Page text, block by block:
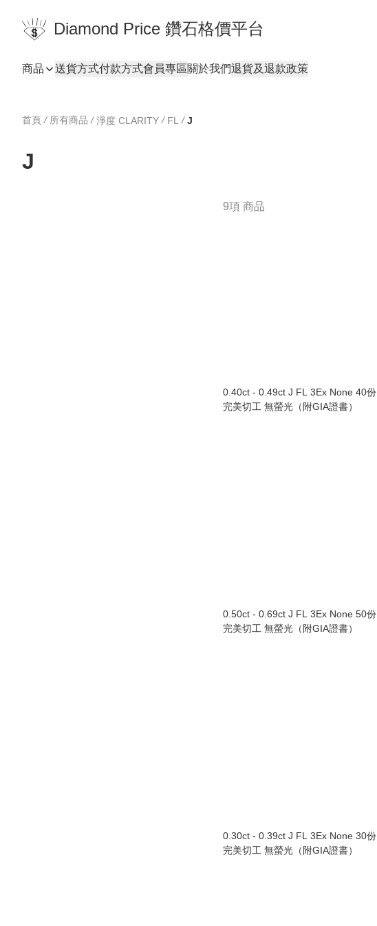
Diamond Price 鑽石格價平台
商品 送貨方式付款方式會員專區關於我們退貨及退款政策
首頁 / 所有商品 / 淨度 CLARITY / FL / J
J
9項 商品
0.40ct - 0.49ct J FL 3Ex None 40份
完美切工 無螢光（附GIA證書）
0.50ct - 0.69ct J FL 3Ex None 50份
完美切工 無螢光（附GIA證書）
0.30ct - 0.39ct J FL 3Ex None 30份
完美切工 無螢光（附GIA證書）